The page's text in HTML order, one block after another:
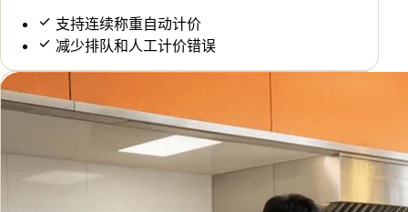
支持连续称重自动计价
减少排队和人工计价错误